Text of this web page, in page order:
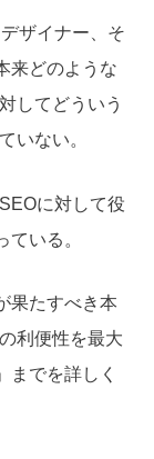
ザイナー、そ
来どのような
してどういう
いない。
に対して役
いる。
果たすべき本
利便性を最大
までを詳しく